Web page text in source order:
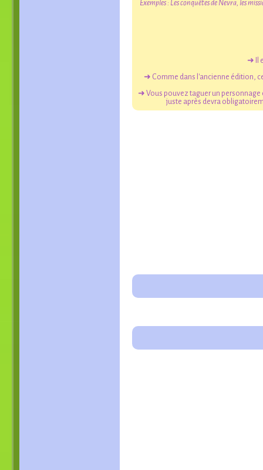
Exemples : Les conquêtes de Nevra, les
➜ Il
➜ Comme dans l'ancienne édition,
➜ Vous pouvez taguer un
juste après devra